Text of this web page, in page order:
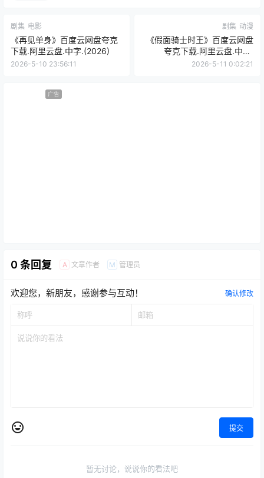
剧集 电影
《再见单身》百度云网盘夸克
下载.阿里云盘.中字.(2026)
2026-5-10 23:56:11
剧集 动漫
《假面骑士时王》百度云网盘
夸克下载.阿里云盘.中字.
(2018)
2026-5-11 0:02:21
广告
0 条回复 A 文章作者 M 管理员
欢迎您，新朋友，感谢参与互动！ 确认修改
提交
暂无讨论，说说你的看法吧